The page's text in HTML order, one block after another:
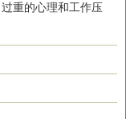
重的心理和工作压